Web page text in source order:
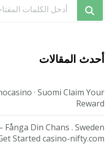
تبحث
ما؟
أحدث المقالات
· Suomi Claim Your
Reward
Din Chans . Sweden
Started casino-nifty.com